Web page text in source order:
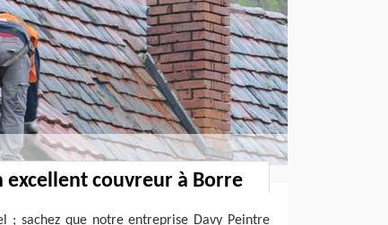
excellent couvreur à Borre
; sachez que notre entreprise Davy Peintre